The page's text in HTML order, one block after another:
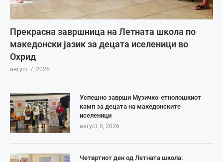
Прекрасна завршница на Летната школа по
македонски јазик за децата иселеници во
Охрид
август 7, 2026
Успешно заврши Музичко-етнолошкиот
камп за децата на македонските
иселеници
август 5, 2026
Четвртиот ден од Летната школа: